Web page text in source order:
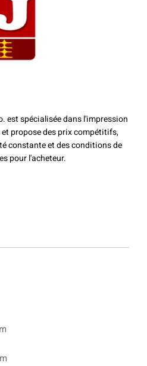
est spécialisée dans l'impression
propose des prix compétitifs,
constante et des conditions de
pour l'acheteur.